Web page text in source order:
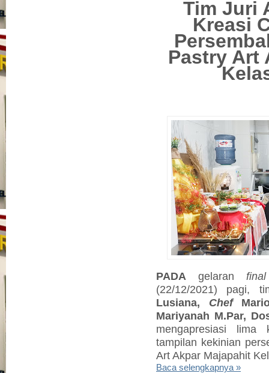
Tim Juri
Kreasi
Pastry Art
PADA gelaran
(22/12/2021)
Lusiana, Chef
Mariyanah M.Par,
mengapresiasi
tampilan kekinian
Art Akpar Majapahit
Baca selengkapnya »